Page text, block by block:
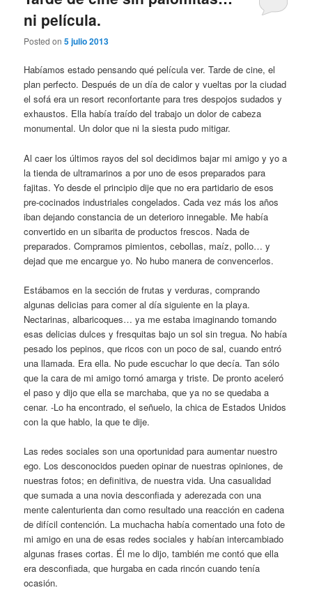
ni película.
Posted on5 julio 2013
Habíamos estado pensando qué película ver. Tarde de cine, el
plan perfecto. Después de un día de calor y vueltas por la ciudad
el sofá era un resort reconfortante para tres despojos sudados y
exhaustos. Ella había traído del trabajo un dolor de cabeza
monumental. Un dolor que ni la siesta pudo mitigar.
Al caer los últimos rayos del sol decidimos bajar mi amigo y yo a
la tienda de ultramarinos a por uno de esos preparados para
fajitas. Yo desde el principio dije que no era partidario de esos
pre-cocinados industriales congelados. Cada vez más los años
iban dejando constancia de un deterioro innegable. Me había
convertido en un sibarita de productos frescos. Nada de
preparados. Compramos pimientos, cebollas, maíz, pollo… y
dejad que me encargue yo. No hubo manera de convencerlos.
Estábamos en la sección de frutas y verduras, comprando
algunas delicias para comer al día siguiente en la playa.
Nectarinas, albaricoques… ya me estaba imaginando tomando
esas delicias dulces y fresquitas bajo un sol sin tregua. No había
pesado los pepinos, que ricos con un poco de sal, cuando entró
una llamada. Era ella. No pude escuchar lo que decía. Tan sólo
que la cara de mi amigo tornó amarga y triste. De pronto aceleró
el paso y dijo que ella se marchaba, que ya no se quedaba a
cenar. -Lo ha encontrado, el señuelo, la chica de Estados Unidos
con la que hablo, la que te dije.
Las redes sociales son una oportunidad para aumentar nuestro
ego. Los desconocidos pueden opinar de nuestras opiniones, de
nuestras fotos; en definitiva, de nuestra vida. Una casualidad
que sumada a una novia desconfiada y aderezada con una
mente calenturienta dan como resultado una reacción en cadena
de difícil contención. La muchacha había comentado una foto de
mi amigo en una de esas redes sociales y habían intercambiado
algunas frases cortas. Él me lo dijo, también me contó que ella
era desconfiada, que hurgaba en cada rincón cuando tenía
ocasión.